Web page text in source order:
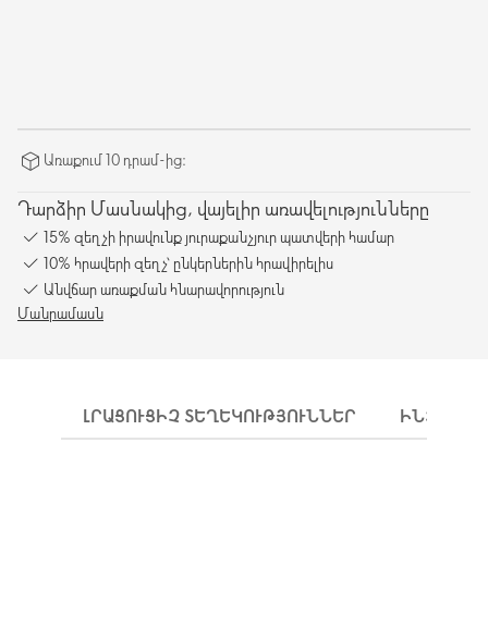
Առաքում 10 դրամ-ից։
Դարձիր Մասնակից, վայելիր առավելությունները
15% զեղչի իրավունք յուրաքանչյուր պատվերի համար
10% հրավերի զեղչ՝ ընկերներին հրավիրելիս
Անվճար առաքման հնարավորություն
Մանրամասն
ԼՐԱՑՈՒՑԻՉ ՏԵՂԵԿՈՒԹՅՈՒՆՆԵՐ ԻՆՉՊԵՍ